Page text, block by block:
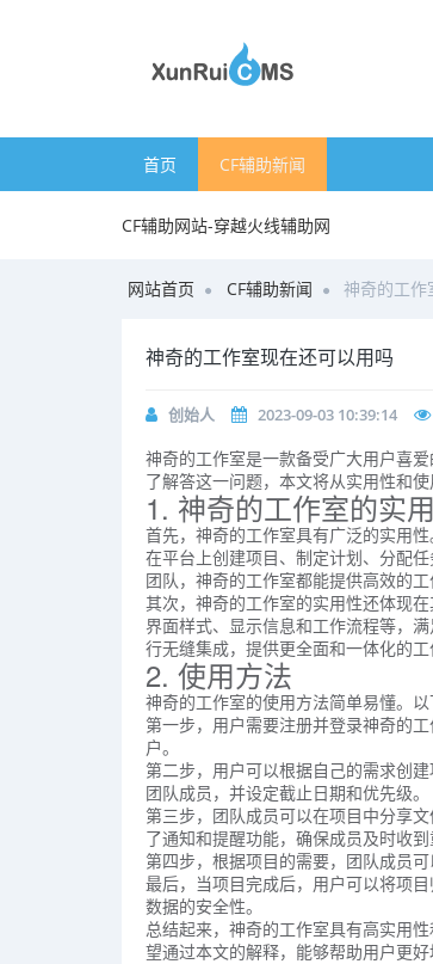
首页 CF辅助新闻
CF辅助网站-穿越火线辅助网
网站首页 CF辅助新闻 神奇的工作
神奇的工作室现在还可以用吗
创始人 2023-09-03 10:39:14
神奇的工作室是一款备受广大用户喜
了解答这一问题，本文将从实用性和
1. 神奇的工作室的实
首先，神奇的工作室具有广泛的实用
在平台上创建项目、制定计划、分配
团队，神奇的工作室都能提供高效的工
其次，神奇的工作室的实用性还体现
界面样式、显示信息和工作流程等，
行无缝集成，提供更全面和一体化的工
2. 使用方法
神奇的工作室的使用方法简单易懂。以
第一步，用户需要注册并登录神奇的
户。
第二步，用户可以根据自己的需求创
团队成员，并设定截止日期和优先级。
第三步，团队成员可以在项目中分享
了通知和提醒功能，确保成员及时收到
第四步，根据项目的需要，团队成员
最后，当项目完成后，用户可以将项
数据的安全性。
总结起来，神奇的工作室具有高实用
望通过本文的解释，能够帮助用户更